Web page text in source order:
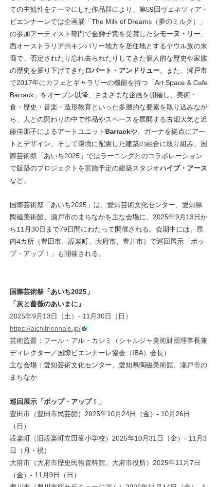
ての主観性をテーマにした作品群により、第59回ヴェネツィア・
ビエンナーレでは企画展「The Milk of Dreams（夢のミルク）」
の参加アーティスト部門で金獅子賞を受賞したシモーヌ・リー、
西オーストラリア州キンバリー地方を居住地とするヤウル族の末
裔で、否定されたり忘れ去られたりしてきた個人的な歴史や家族
の歴史を掘り下げてきた ロバート・アンドリュー。また、瀬戸市
で2017年にカフェとギャラリーの機能を持つ「Art Space & Cafe
Barrack」をオープン以降、さまざまな企画を開催し、美術・
食・歴史・音楽・造形教育といった多層的な要素を取り込みなが
ら、人との関わりの中で作品やスペースを展開する古畑大気と近
藤佳那子によるアートユニット Barrackや、ガーナを拠点にアー
トとデザイン、そして環境に配慮した建築の融合に取り組み、国
際芸術祭「あいち2025」ではラーニングとのコラボレーション
で版築のプロジェクトを実施予定の建築スタジオハイブ・アース
など。
国際芸術祭「あいち2025」は、愛知芸術文化センター、愛知県
陶磁美術館、瀬戸市のまちなかを主な会場に、2025年9月13日か
ら11月30日まで79日間にわたって開催される。会期中には、県
内4カ所（豊田市、設楽町、大府市、豊川市）で巡回展示「ポッ
プ・アップ！」も開催される。
国際芸術祭「あいち2025」
「灰と薔薇のあいまに」
2025年9月13日（土）- 11月30日（日）
https://aichitriennale.jp/
芸術監督：フール・アル・カシミ（シャルジャ美術財団理事長兼
ディレクター／国際ビエンナーレ協会（IBA）会長）
主な会場：愛知芸術文化センター、愛知県陶磁美術館、瀬戸市の
まちなか
巡回展示「ポップ・アップ！」
豊田市（豊田市民芸館）2025年10月24日（金）- 10月26日
（日）
設楽町（旧設楽町立田峯小学校）2025年10月31日（金）- 11月3
日（月・祝）
大府市（大府市歴史民俗資料館、大府市役所）2025年11月7日
（金）- 11月9日（日）